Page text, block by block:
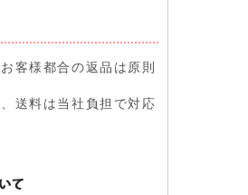
客様都合の返品は原則
送料は当社負担で対応